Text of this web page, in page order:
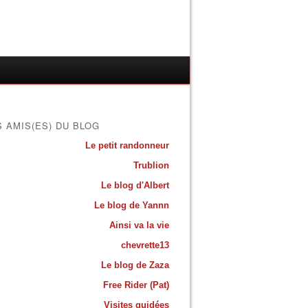
AMIS(ES) DU BLOG
Le petit randonneur
Trublion
Le blog d'Albert
Le blog de Yannn
Ainsi va la vie
chevrette13
Le blog de Zaza
Free Rider (Pat)
Visites guidées